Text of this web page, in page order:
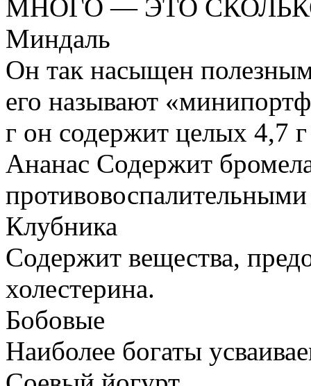
МНОГО — ЭТО
Миндаль
Он так насыщен
его называют
г он содержит целых 4,7
Ананас Содержит
Клубника
Содержит вещества,
холестерина.
Бобовые
Наиболее богаты